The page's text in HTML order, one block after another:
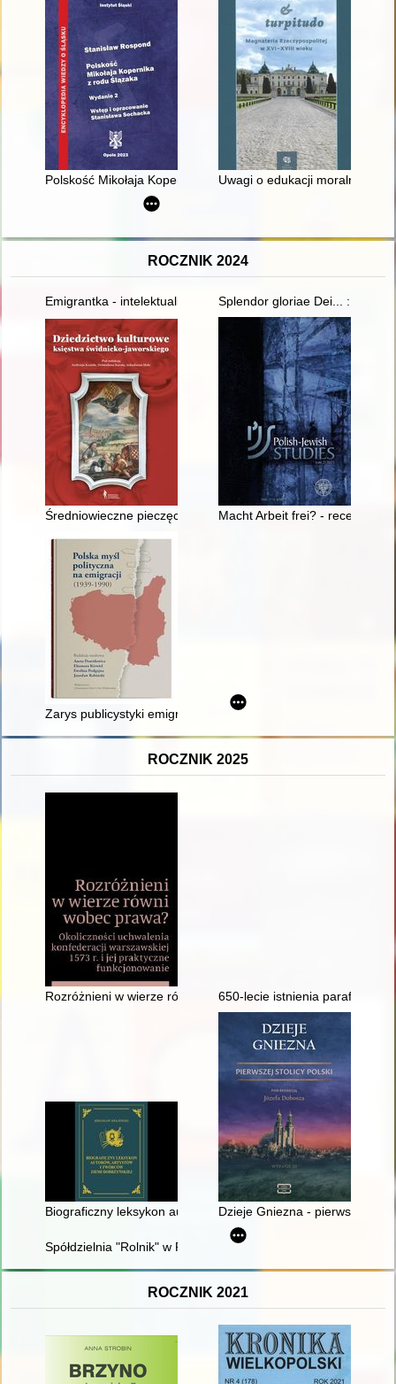
Polskość Mikołaja Kopernika z rodu ŚlązakaUwagi o edukacji moralnej
ROCZNIK 2024
Emigrantka - intelektualistka : przypadek Aurelii Wyleżyńskiej
Splendor gloriae Dei... :
Średniowieczne pieczęcie plebanów z księstwa świdnicko-
Macht Arbeit frei? - recenzja]
Zarys publicystyki emigracyjnej Stanisława Mackiewicza
ROCZNIK 2025
Rozróżnieni w wierze równi wobec prawa? : okoliczności
650-lecie istnienia parafii :
Biograficzny leksykon autorów, artystów i twórców Ziemi
Dzieje Gniezna - pierwszej
Spółdzielnia "Rolnik" w Pobiedziskach od 1945 r. : zarys
ROCZNIK 2021